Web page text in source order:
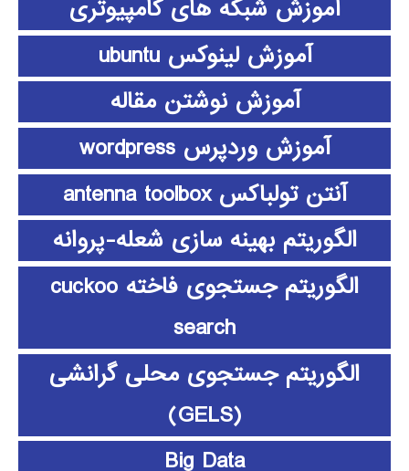
آموزش شبکه های کامپیوتری
آموزش لینوکس ubuntu
آموزش نوشتن مقاله
آموزش وردپرس wordpress
آنتن تولباکس antenna toolbox
الگوریتم بهینه سازی شعله-پروانه
الگوریتم جستجوی فاخته cuckoo
search
الگوریتم جستجوی محلی گرانشی
(GELS)
Big Data